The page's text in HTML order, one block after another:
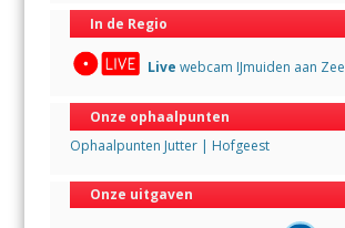
In de Regio
Live webcam IJmuiden aan Zee
Onze ophaalpunten
Ophaalpunten Jutter | Hofgeest
Onze uitgaven